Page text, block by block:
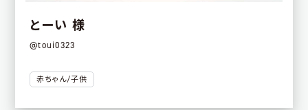
とーい 様
@toui0323
赤ちゃん/子供